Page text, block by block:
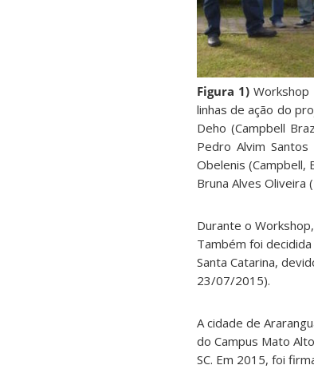
Figura 1)Workshop
linhas de ação do
Deho (Campbell
Pedro Alvim Santos
Obelenis (Campbell,
Bruna Alves Oliveira
Durante o
Também foi decidida
Santa Catarina,
23/07/2015).
A cidade de
do Campus Mato
SC. Em 2015, foi